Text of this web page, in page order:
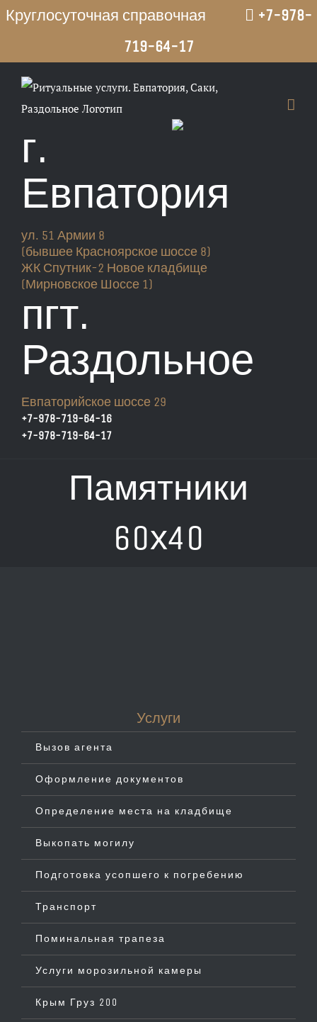
Круглосуточная справочная
+7-978-
719-64-17
содержимому
г.
Евпатория
ул. 51 Армии 8
(бывшее Красноярское шоссе 8)
ЖК Спутник-2 Новое кладбище
(Мирновское Шоссе 1)
пгт.
Раздольное
Евпаторийское шоссе 29
+7-978-719-64-16
+7-978-719-64-17
Памятники
60х40
Услуги
Вызов агента
Оформление документов
Определение места на кладбище
Выкопать могилу
Подготовка усопшего к погребению
Транспорт
Поминальная трапеза
Услуги морозильной камеры
Крым Груз 200